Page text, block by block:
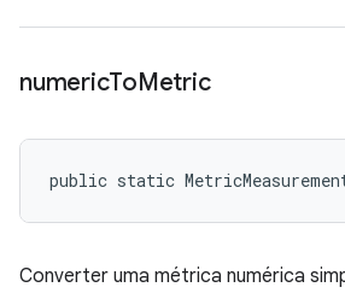
numericToMetric
public static
Converter uma métrica numérica